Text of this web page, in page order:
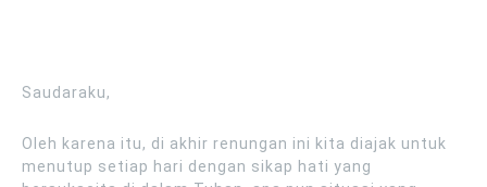
Saudaraku,
Oleh karena itu, di akhir renungan ini kita diajak untuk
menutup setiap hari dengan sikap hati yang